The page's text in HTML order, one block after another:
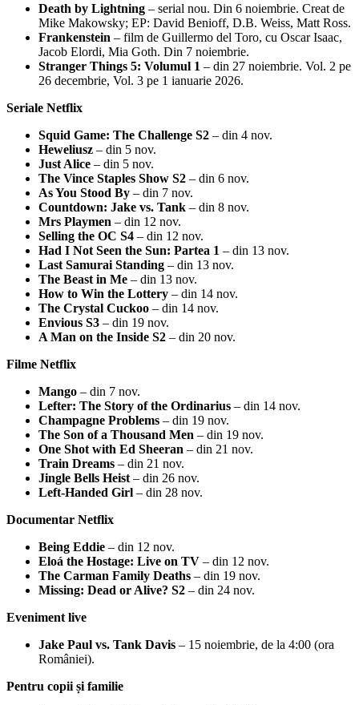
Death by Lightning – serial nou. Din 6 noiembrie. Creat de
Mike Makowsky; EP: David Benioff, D.B. Weiss, Matt Ross.
Frankenstein – film de Guillermo del Toro, cu Oscar Isaac,
Jacob Elordi, Mia Goth. Din 7 noiembrie.
Stranger Things 5: Volumul 1 – din 27 noiembrie. Vol. 2 pe
26 decembrie, Vol. 3 pe 1 ianuarie 2026.
Seriale Netflix
Squid Game: The Challenge S2 – din 4 nov.
Heweliusz – din 5 nov.
Just Alice – din 5 nov.
The Vince Staples Show S2 – din 6 nov.
As You Stood By – din 7 nov.
Countdown: Jake vs. Tank – din 8 nov.
Mrs Playmen – din 12 nov.
Selling the OC S4 – din 12 nov.
Had I Not Seen the Sun: Partea 1 – din 13 nov.
Last Samurai Standing – din 13 nov.
The Beast in Me – din 13 nov.
How to Win the Lottery – din 14 nov.
The Crystal Cuckoo – din 14 nov.
Envious S3 – din 19 nov.
A Man on the Inside S2 – din 20 nov.
Filme Netflix
Mango – din 7 nov.
Lefter: The Story of the Ordinarius – din 14 nov.
Champagne Problems – din 19 nov.
The Son of a Thousand Men – din 19 nov.
One Shot with Ed Sheeran – din 21 nov.
Train Dreams – din 21 nov.
Jingle Bells Heist – din 26 nov.
Left-Handed Girl – din 28 nov.
Documentar Netflix
Being Eddie – din 12 nov.
Eloá the Hostage: Live on TV – din 12 nov.
The Carman Family Deaths – din 19 nov.
Missing: Dead or Alive? S2 – din 24 nov.
Eveniment live
Jake Paul vs. Tank Davis – 15 noiembrie, de la 4:00 (ora
României).
Pentru copii și familie